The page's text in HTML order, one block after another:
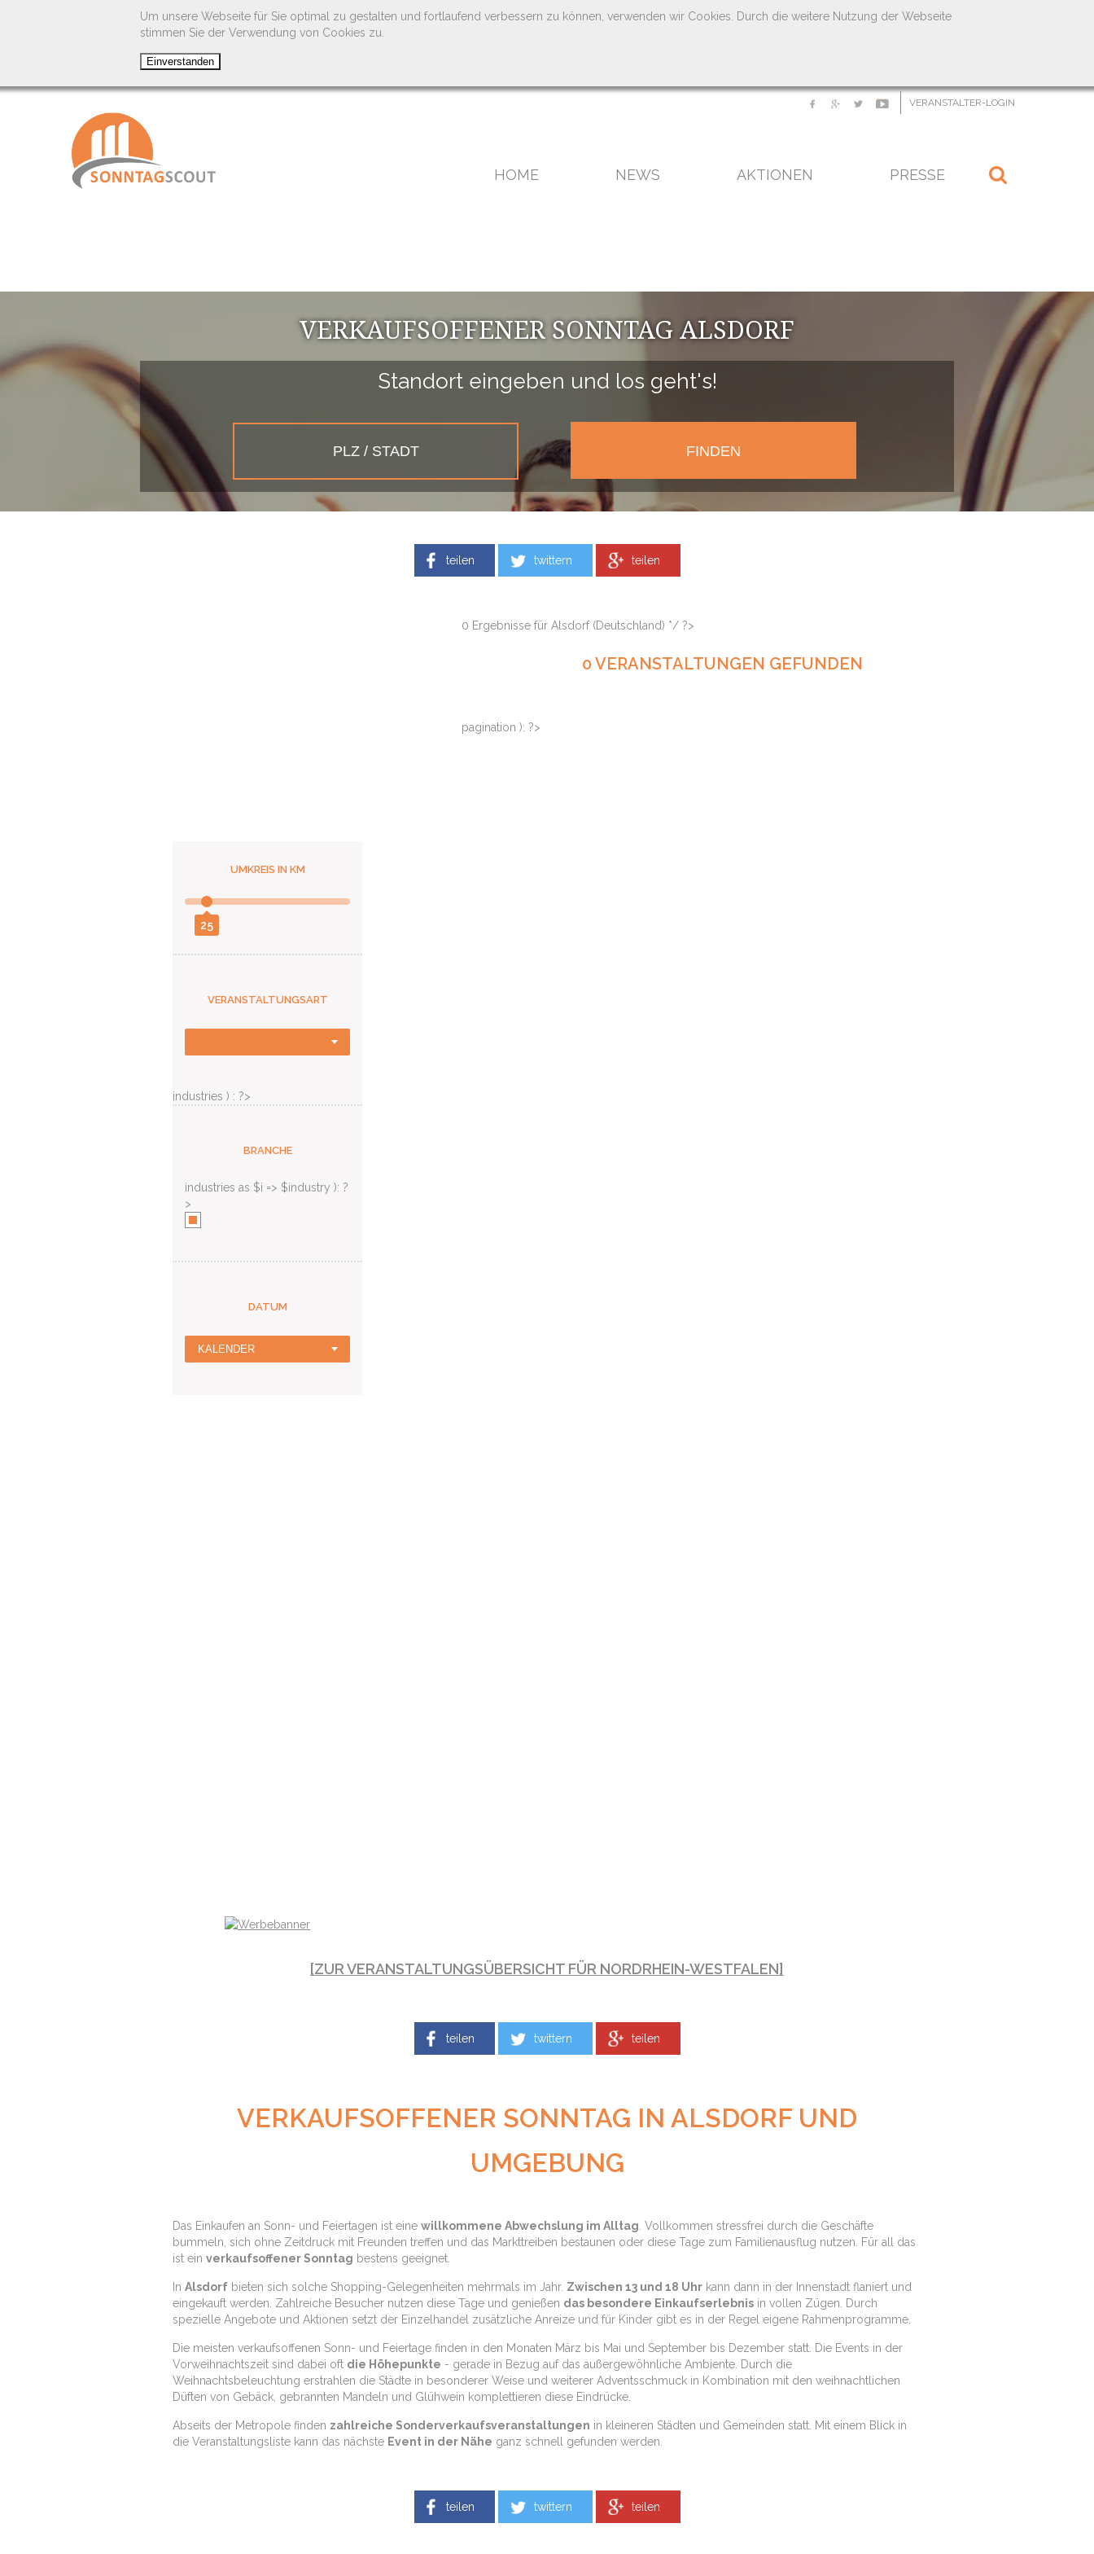
Um unsere Webseite für Sie optimal zu gestalten und fortlaufend verbessern zu können, verwenden wir Cookies. Durch die weitere Nutzung der Webseite
stimmen Sie der Verwendung von Cookies zu.
VERANSTALTER-LOGIN
HOME NEWS AKTIONEN PRESSE
VERKAUFSOFFENER SONNTAG ALSDORF
Standort eingeben und los geht's!
teilen twittern teilen
UMKREIS IN KM
25
VERANSTALTUNGSART
industries ) : ?>
BRANCHE
industries as $i => $industry ): ?
>
DATUM
0 Ergebnisse für Alsdorf (Deutschland) */ ?>
0 VERANSTALTUNGEN GEFUNDEN
pagination ): ?>
[ZUR VERANSTALTUNGSÜBERSICHT FÜR NORDRHEIN-WESTFALEN]
teilen twittern teilen
VERKAUFSOFFENER SONNTAG IN ALSDORF UND
UMGEBUNG
Das Einkaufen an Sonn- und Feiertagen ist eine willkommene Abwechslung im Alltag . Vollkommen stressfrei durch die Geschäfte
bummeln, sich ohne Zeitdruck mit Freunden treffen und das Markttreiben bestaunen oder diese Tage zum Familienausflug nutzen. Für all das
ist ein verkaufsoffener Sonntag bestens geeignet.
In Alsdorf bieten sich solche Shopping-Gelegenheiten mehrmals im Jahr. Zwischen 13 und 18 Uhr kann dann in der Innenstadt flaniert und
eingekauft werden. Zahlreiche Besucher nutzen diese Tage und genießen das besondere Einkaufserlebnis in vollen Zügen. Durch
spezielle Angebote und Aktionen setzt der Einzelhandel zusätzliche Anreize und für Kinder gibt es in der Regel eigene Rahmenprogramme.
Die meisten verkaufsoffenen Sonn- und Feiertage finden in den Monaten März bis Mai und September bis Dezember statt. Die Events in der
Vorweihnachtszeit sind dabei oft die Höhepunkte - gerade in Bezug auf das außergewöhnliche Ambiente. Durch die
Weihnachtsbeleuchtung erstrahlen die Städte in besonderer Weise und weiterer Adventsschmuck in Kombination mit den weihnachtlichen
Düften von Gebäck, gebrannten Mandeln und Glühwein komplettieren diese Eindrücke.
Abseits der Metropole finden zahlreiche Sonderverkaufsveranstaltungen in kleineren Städten und Gemeinden statt. Mit einem Blick in
die Veranstaltungsliste kann das nächste Event in der Nähe ganz schnell gefunden werden.
teilen twittern teilen